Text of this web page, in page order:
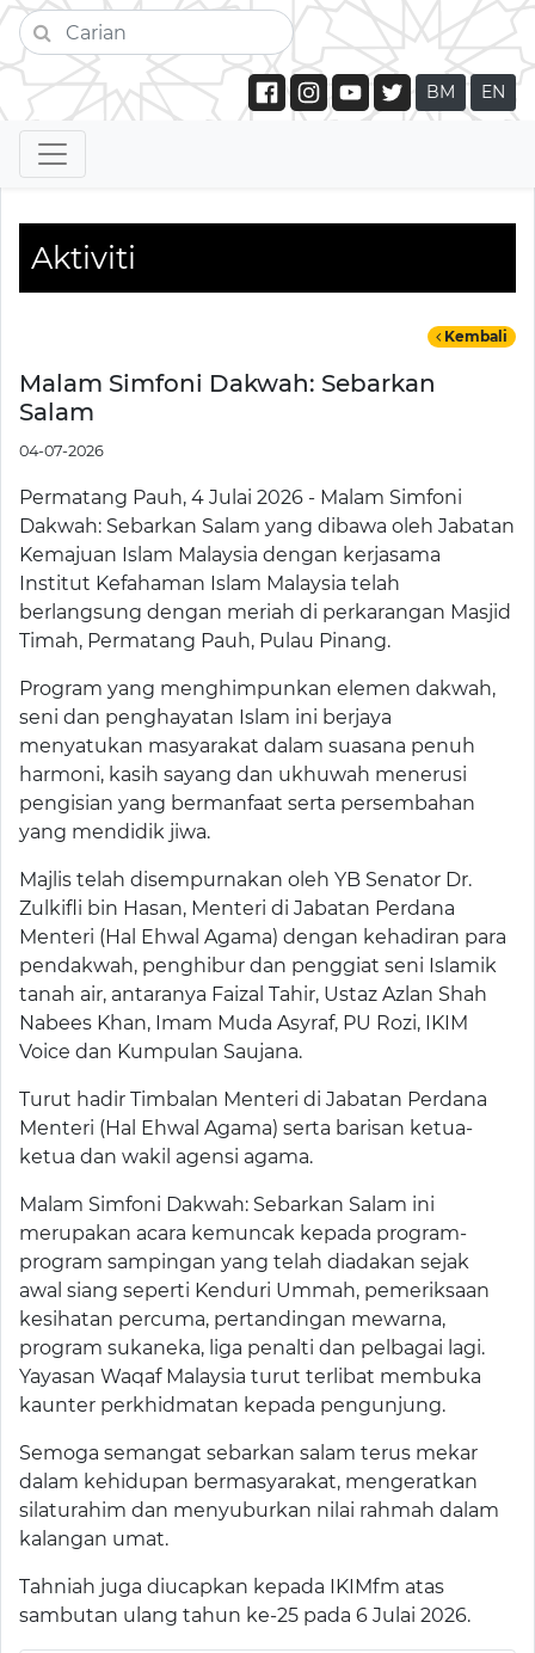
BM EN
Aktiviti
Kembali
Malam Simfoni Dakwah: Sebarkan
Salam
04-07-2026
Permatang Pauh, 4 Julai 2026 - Malam Simfoni
Dakwah: Sebarkan Salam yang dibawa oleh Jabatan
Kemajuan Islam Malaysia dengan kerjasama
Institut Kefahaman Islam Malaysia telah
berlangsung dengan meriah di perkarangan Masjid
Timah, Permatang Pauh, Pulau Pinang.
Program yang menghimpunkan elemen dakwah,
seni dan penghayatan Islam ini berjaya
menyatukan masyarakat dalam suasana penuh
harmoni, kasih sayang dan ukhuwah menerusi
pengisian yang bermanfaat serta persembahan
yang mendidik jiwa.
Majlis telah disempurnakan oleh YB Senator Dr.
Zulkifli bin Hasan, Menteri di Jabatan Perdana
Menteri (Hal Ehwal Agama) dengan kehadiran para
pendakwah, penghibur dan penggiat seni Islamik
tanah air, antaranya Faizal Tahir, Ustaz Azlan Shah
Nabees Khan, Imam Muda Asyraf, PU Rozi, IKIM
Voice dan Kumpulan Saujana.
Turut hadir Timbalan Menteri di Jabatan Perdana
Menteri (Hal Ehwal Agama) serta barisan ketua-
ketua dan wakil agensi agama.
Malam Simfoni Dakwah: Sebarkan Salam ini
merupakan acara kemuncak kepada program-
program sampingan yang telah diadakan sejak
awal siang seperti Kenduri Ummah, pemeriksaan
kesihatan percuma, pertandingan mewarna,
program sukaneka, liga penalti dan pelbagai lagi.
Yayasan Waqaf Malaysia turut terlibat membuka
kaunter perkhidmatan kepada pengunjung.
Semoga semangat sebarkan salam terus mekar
dalam kehidupan bermasyarakat, mengeratkan
silaturahim dan menyuburkan nilai rahmah dalam
kalangan umat.
Tahniah juga diucapkan kepada IKIMfm atas
sambutan ulang tahun ke-25 pada 6 Julai 2026.